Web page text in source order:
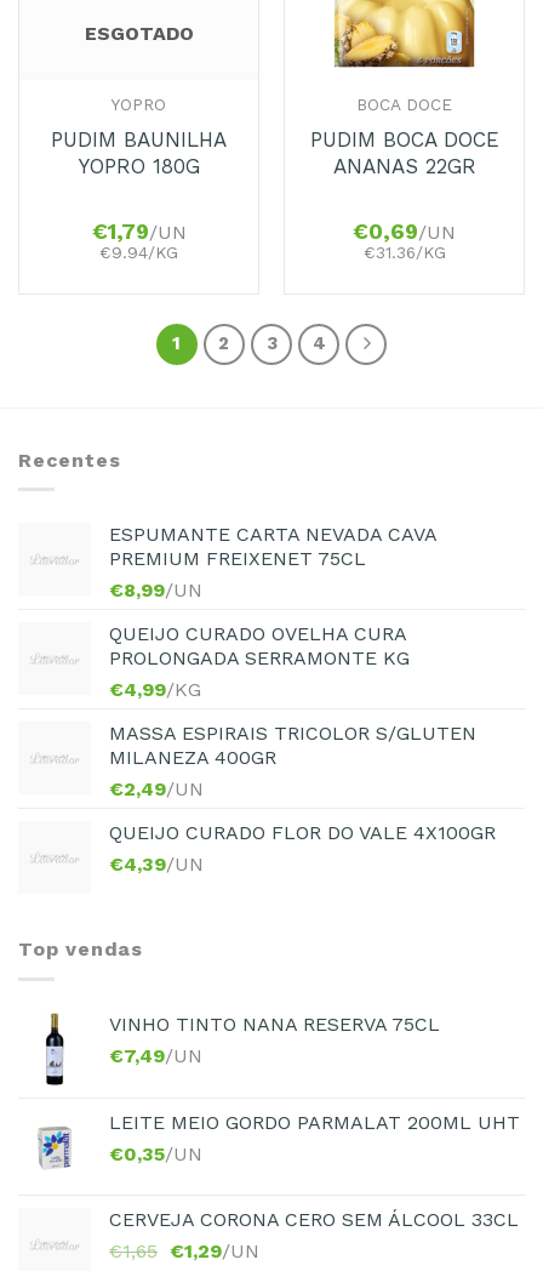
ESGOTADO
YOPRO
PUDIM BAUNILHA
YOPRO 180G
€1,79/UN
€9.94/KG
BOCA DOCE
PUDIM BOCA DOCE
ANANAS 22GR
€0,69/UN
€31.36/KG
1 2 3 4
Recentes
ESPUMANTE CARTA NEVADA CAVA
PREMIUM FREIXENET 75CL
€8,99/UN
QUEIJO CURADO OVELHA CURA
PROLONGADA SERRAMONTE KG
€4,99/KG
MASSA ESPIRAIS TRICOLOR S/GLUTEN
MILANEZA 400GR
€2,49/UN
QUEIJO CURADO FLOR DO VALE 4X100GR
€4,39/UN
Top vendas
VINHO TINTO NANA RESERVA 75CL
€7,49/UN
LEITE MEIO GORDO PARMALAT 200ML UHT
€0,35/UN
CERVEJA CORONA CERO SEM ÁLCOOL 33CL
€1,65 €1,29/UN